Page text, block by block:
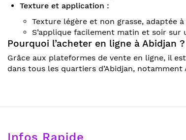
Texture et application :
Texture légère et non grasse, adaptée
S’applique facilement matin et soir sur
Pourquoi l’acheter en ligne à Abidjan ?
Grâce aux plateformes de vente en ligne, il
dans tous les quartiers d’Abidjan, notamment
Infos Rapide